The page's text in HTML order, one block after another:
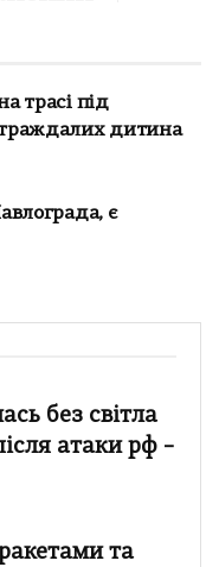
трасі під
дитина
є
без світла
атаки рф –
та